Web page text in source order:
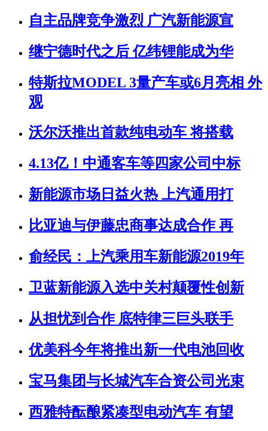
自主品牌竞争激烈 广汽新能源宣
继宁德时代之后 亿纬锂能成为华
特斯拉MODEL 3量产车或6月亮相 外
观
沃尔沃推出首款纯电动车 将搭载
4.13亿！中通客车等四家公司中标
新能源市场日益火热 上汽通用打
比亚迪与伊藤忠商事达成合作 再
俞经民：上汽乘用车新能源2019年
卫蓝新能源入选中关村颠覆性创新
从担忧到合作 底特律三巨头联手
优美科今年将推出新一代电池回收
宝马集团与长城汽车合资公司光束
西雅特酝酿紧凑型电动汽车 有望